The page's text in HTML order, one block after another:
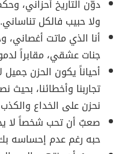
دوّن التاريخ أحزاني،
ولا حبيب فالكل تناساني.
أنا الذي ماتت أغصاني،
جنات عشقي، مقابراً
أحياناً يكون الحزن
تجاربنا وأخطائنا، بحيث
نحزن على الخداع
صعبٌ أن تحب شخصاً لا
حبه رغم عدم إحساسه